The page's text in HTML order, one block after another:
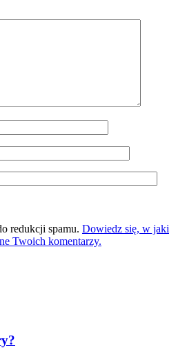
redukcji spamu. Dowiedz się, w jaki
Twoich komentarzy.